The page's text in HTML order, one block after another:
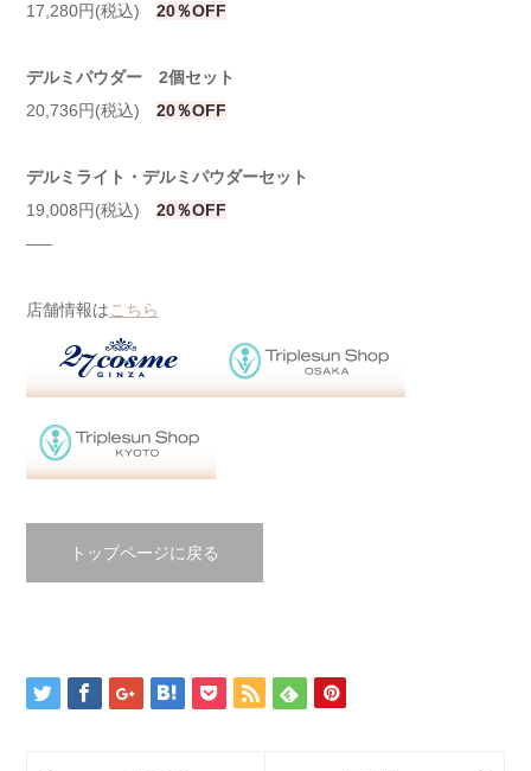
17,280円(税込) 20％OFF
デルミパウダー 2個セット
20,736円(税込) 20％OFF
デルミライト・デルミパウダーセット
19,008円(税込) 20％OFF
—–
店舗情報は こちら
トップページに戻る